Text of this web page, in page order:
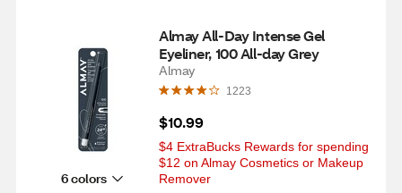
6 colors
Almay All-Day Intense Gel
Eyeliner, 100 All-day Grey
Almay
1223
$10.99
$4 ExtraBucks Rewards for spending
$12 on Almay Cosmetics or Makeup
Remover